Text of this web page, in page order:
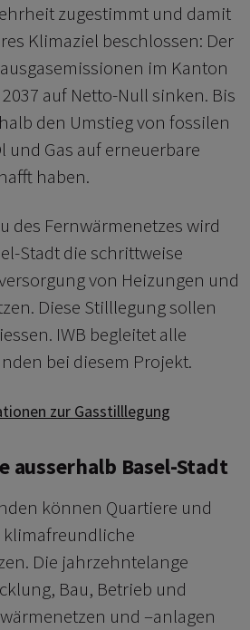
zugestimmt und damit
Klimaziel beschlossen: Der
im Kanton
auf Netto-Null sinken. Bis
den Umstieg von fossilen
und Gas auf erneuerbare
haben.
des Fernwärmenetzes wird
Stadt die schrittweise
von Heizungen und
Diese Stilllegung sollen
IWB begleitet alle
bei diesem Projekt.
zur Gasstilllegung
zur Gasstilllegung
ausserhalb Basel-Stadt
können Quartiere und
klimafreundliche
Die jahrzehntelange
Bau, Betrieb und
und –anlagen